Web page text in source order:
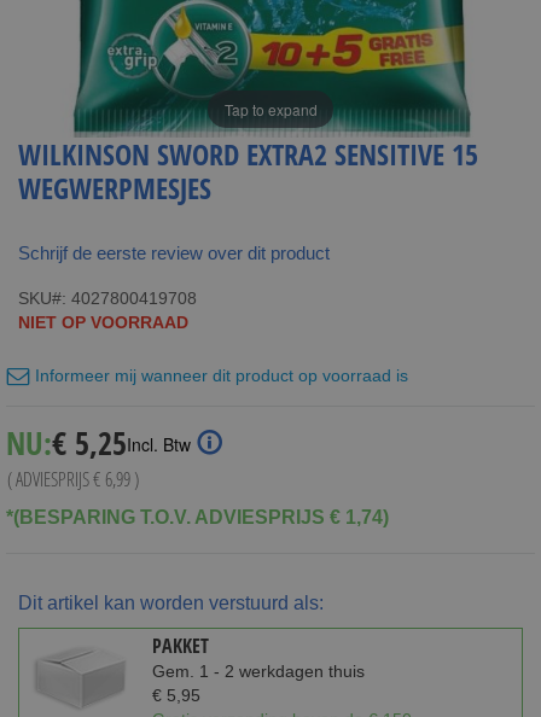
Tap to expand
WILKINSON SWORD EXTRA2 SENSITIVE 15
WEGWERPMESJES
Schrijf de eerste review over dit product
SKU
4027800419708
NIET OP VOORRAAD
Informeer mij wanneer dit product op voorraad is
NU: Special
Price
€ 5,25Incl. Btw
( ADVIESPRIJS€ 6,99)
*(BESPARING T.O.V. ADVIESPRIJS € 1,74)
Dit artikel kan worden verstuurd als:
PAKKET
Gem. 1 - 2 werkdagen thuis
€ 5,95